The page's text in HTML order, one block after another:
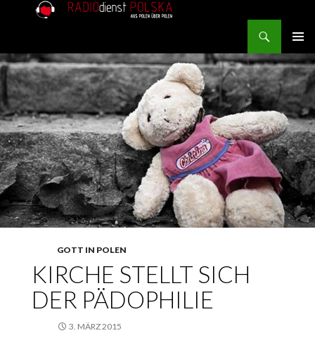
MENU
GOTT IN POLEN
KIRCHE STELLT SICH
DER PÄDOPHILIE
3. MÄRZ 2015